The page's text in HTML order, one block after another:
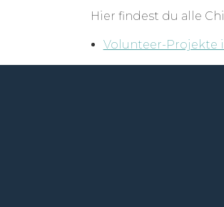
Hier findest du alle
Volunteer-Projekte